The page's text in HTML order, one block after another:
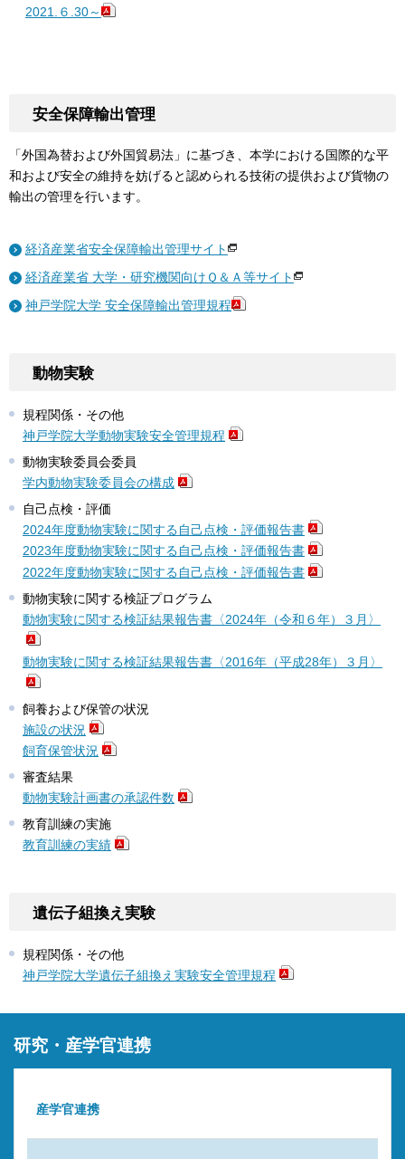
2021.６.30～
安全保障輸出管理
「外国為替および外国貿易法」に基づき、本学における国際的な平
和および安全の維持を妨げると認められる技術の提供および貨物の
輸出の管理を行います。
経済産業省安全保障輸出管理サイト
経済産業省 大学・研究機関向けＱ＆Ａ等サイト
神戸学院大学 安全保障輸出管理規程
動物実験
規程関係・その他
神戸学院大学動物実験安全管理規程
動物実験委員会委員
学内動物実験委員会の構成
自己点検・評価
2024年度動物実験に関する自己点検・評価報告書
2023年度動物実験に関する自己点検・評価報告書
2022年度動物実験に関する自己点検・評価報告書
動物実験に関する検証プログラム
動物実験に関する検証結果報告書〈2024年（令和６年）３月〉
動物実験に関する検証結果報告書〈2016年（平成28年）３月〉
飼養および保管の状況
施設の状況
飼育保管状況
審査結果
動物実験計画書の承認件数
教育訓練の実施
教育訓練の実績
遺伝子組換え実験
規程関係・その他
神戸学院大学遺伝子組換え実験安全管理規程
研究・産学官連携
産学官連携